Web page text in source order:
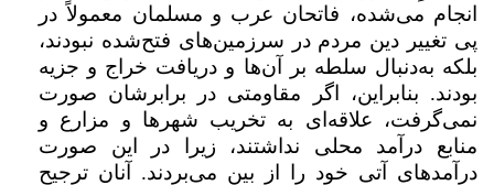
انجام می‌شده، فاتحان عرب و مسلمان معمولاً در
پی تغییر دین مردم در سرزمین‌های فتح‌شده نبودند،
بلکه به‌دنبال سلطه بر آن‌ها و دریافت خراج و جزیه
بودند. بنابراین، اگر مقاومتی در برابرشان صورت
نمی‌گرفت، علاقه‌ای به تخریب شهرها و مزارع و
منابع درآمد محلی نداشتند، زیرا در این صورت
درآمد‌های آتی خود را از بین می‌بردند. آنان ترجیح